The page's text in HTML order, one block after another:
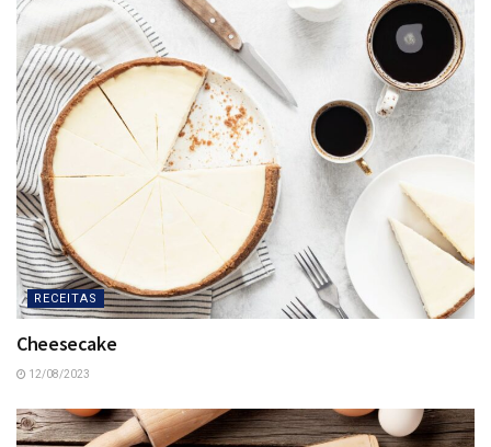
RECEITAS
Cheesecake
12/08/2023